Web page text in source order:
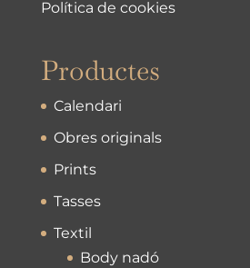
Política de cookies
Productes
Calendari
Obres originals
Prints
Tasses
Textil
Body nadó